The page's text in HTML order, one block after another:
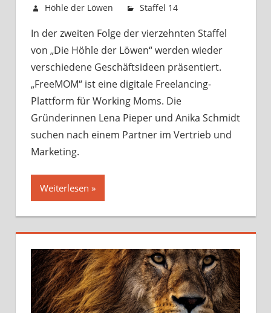
31. August 2023
Höhle der Löwen Staffel 14
In der zweiten Folge der vierzehnten Staffel
von „Die Höhle der Löwen“ werden wieder
verschiedene Geschäftsideen präsentiert.
„FreeMOM“ ist eine digitale Freelancing-
Plattform für Working Moms. Die
Gründerinnen Lena Pieper und Anika Schmidt
suchen nach einem Partner im Vertrieb und
Marketing.
Weiterlesen »